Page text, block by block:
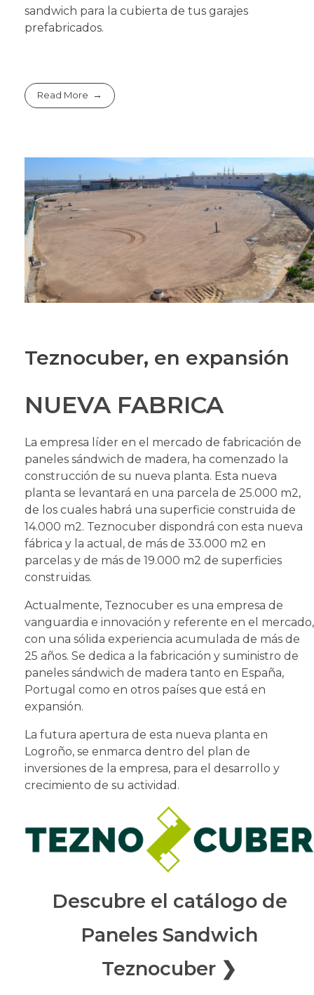
sandwich para la cubierta de tus garajes
prefabricados.
Read More
Teznocuber, en expansión
NUEVA FABRICA
La empresa líder en el mercado de fabricación de
paneles sándwich de madera, ha comenzado la
construcción de su nueva planta. Esta nueva
planta se levantará en una parcela de 25.000 m2,
de los cuales habrá una superficie construida de
14.000 m2. Teznocuber dispondrá con esta nueva
fábrica y la actual, de más de 33.000 m2 en
parcelas y de más de 19.000 m2 de superficies
construidas.
Actualmente, Teznocuber es una empresa de
vanguardia e innovación y referente en el mercado,
con una sólida experiencia acumulada de más de
25 años. Se dedica a la fabricación y suministro de
paneles sándwich de madera tanto en España,
Portugal como en otros países que está en
expansión.
La futura apertura de esta nueva planta en
Logroño, se enmarca dentro del plan de
inversiones de la empresa, para el desarrollo y
crecimiento de su actividad.
Descubre el catálogo de
Paneles Sandwich
Teznocuber ❯